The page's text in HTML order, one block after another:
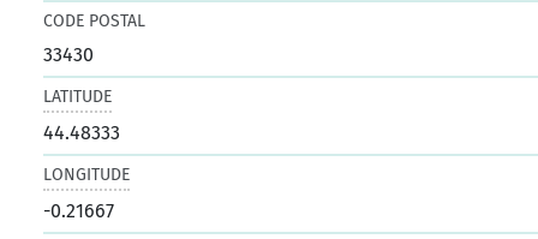
CODE POSTAL
33430
LATITUDE
44.48333
LONGITUDE
-0.21667